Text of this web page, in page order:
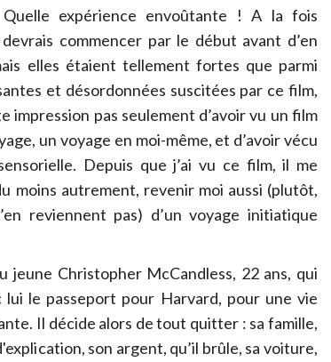
expérience envoûtante ! A la fois
commencer par le début avant d’en
elles étaient tellement fortes que parmi
et désordonnées suscitées par ce film,
impression pas seulement d’avoir vu un film
un voyage en moi-même, et d’avoir vécu
Depuis que j’ai vu ce film, il me
moins autrement, revenir moi aussi (plutôt,
reviennent pas) d’un voyage initiatique
jeune Christopher McCandless, 22 ans, qui
le passeport pour Harvard, pour une vie
Il décide alors de tout quitter : sa famille,
son argent, qu’il brûle, sa voiture,